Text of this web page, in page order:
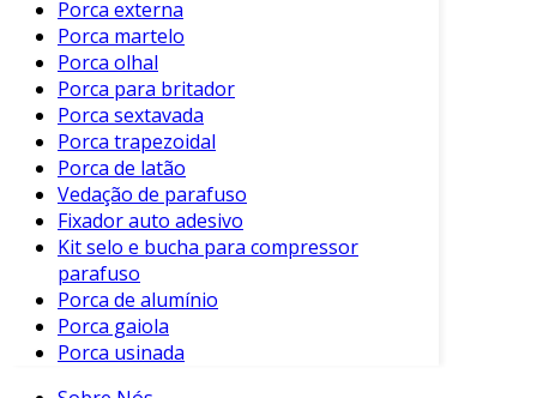
fósseis.
Em resumo, os benefícios do processo de
desidrogenação vão além da simples
transformação de compostos, contribuindo
para práticas mais sustentáveis na indústria.
Métodos de Desidrogenação
Existem diversos métodos para realizar a
desidrogenação de parafinas, incluindo:
Desidrogenação Catalítica:
Porca externa
Porca martelo
Porca olhal
Porca para britador
Porca sextavada
Porca trapezoidal
Porca de latão
Vedação de parafuso
Fixador auto adesivo
Kit selo e bucha para compressor
parafuso
Porca de alumínio
Porca gaiola
Porca usinada